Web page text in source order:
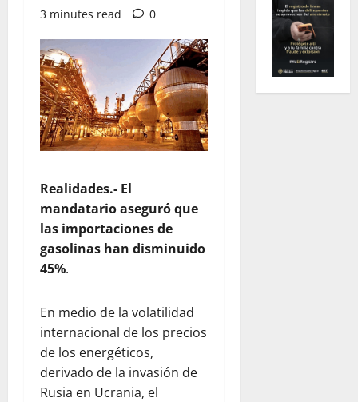
3 minutes read
0
Realidades.- El
mandatario aseguró que
las importaciones de
gasolinas han disminuido
45%.
En medio de la volatilidad
internacional de los precios
de los energéticos,
derivado de la invasión de
Rusia en Ucrania, el